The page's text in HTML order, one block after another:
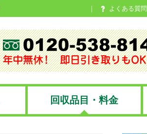
よくある質問
回収品目・料金